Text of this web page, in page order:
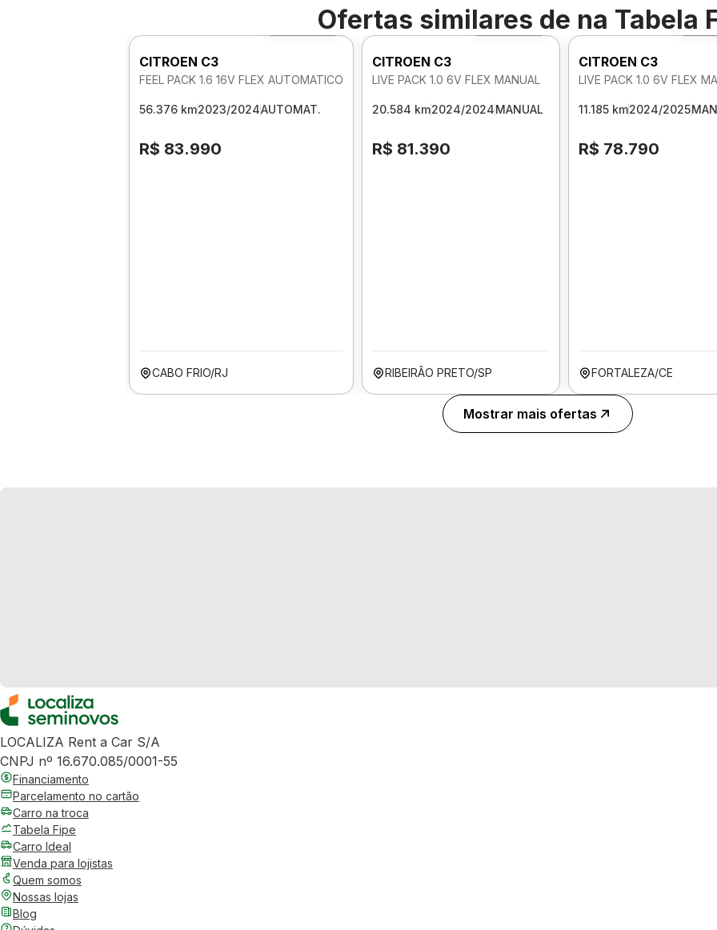
Ofertas similares de na Tabela
Foto 360º
CITROEN C3
FEEL PACK 1.6 16V FLEX AUTOMATICO
56.376 km2023/2024AUTOMAT.
R$ 83.990
CABO FRIO/RJ
Foto 360º
CITROEN C3
LIVE PACK 1.0 6V FLEX MANUAL
20.584 km2024/2024MANUAL
R$ 81.390
RIBEIRÃO PRETO/SP
CITROEN C3
LIVE PACK 1.0 6V FLEX
11.185 km2024/2025
R$ 78.790
FORTALEZA/CE
Mostrar mais ofertas
LOCALIZA Rent a Car S/A
CNPJ nº 16.670.085/0001-55
Financiamento
Parcelamento no cartão
Carro na troca
Tabela Fipe
Carro Ideal
Venda para lojistas
Quem somos
Nossas lojas
Blog